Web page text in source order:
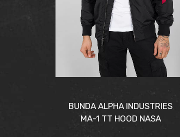
BUNDA ALPHA INDUSTRIES
MA-1 TT HOOD NASA